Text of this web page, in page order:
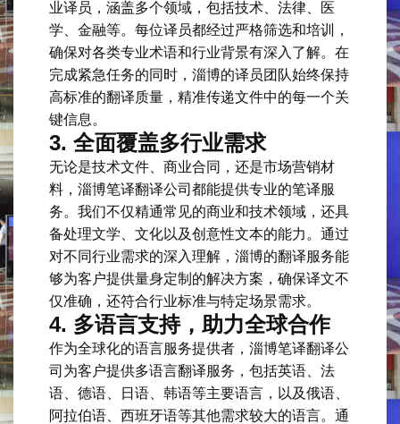
业译员，涵盖多个领域，包括技术、法律、医
学、金融等。每位译员都经过严格筛选和培训，
确保对各类专业术语和行业背景有深入了解。在
完成紧急任务的同时，淄博的译员团队始终保持
高标准的翻译质量，精准传递文件中的每一个关
键信息。
3. 全面覆盖多行业需求
无论是技术文件、商业合同，还是市场营销材
料，淄博笔译翻译公司都能提供专业的笔译服
务。我们不仅精通常见的商业和技术领域，还具
备处理文学、文化以及创意性文本的能力。通过
对不同行业需求的深入理解，淄博的翻译服务能
够为客户提供量身定制的解决方案，确保译文不
仅准确，还符合行业标准与特定场景需求。
4. 多语言支持，助力全球合作
作为全球化的语言服务提供者，淄博笔译翻译公
司为客户提供多语言翻译服务，包括英语、法
语、德语、日语、韩语等主要语言，以及俄语、
阿拉伯语、西班牙语等其他需求较大的语言。通